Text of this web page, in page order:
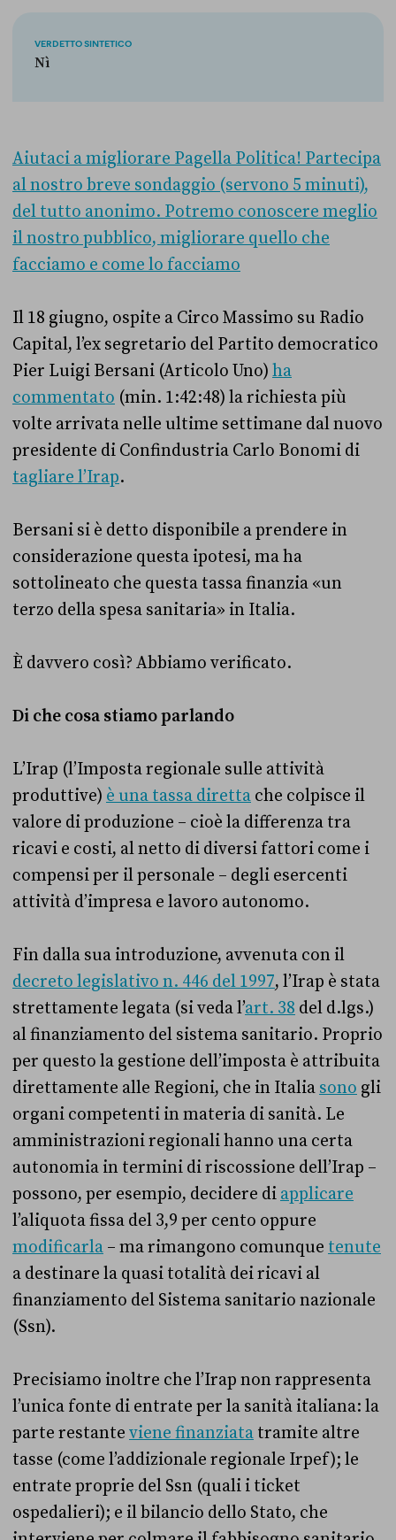
VERDETTO SINTETICO
Nì
Aiutaci a migliorare Pagella Politica! Partecipa
al nostro breve sondaggio (servono 5 minuti),
del tutto anonimo. Potremo conoscere meglio
il nostro pubblico, migliorare quello che
facciamo e come lo facciamo
Il 18 giugno, ospite a Circo Massimo su Radio
Capital, l’ex segretario del Partito democratico
Pier Luigi Bersani (Articolo Uno) ha
commentato (min. 1:42:48) la richiesta più
volte arrivata nelle ultime settimane dal nuovo
presidente di Confindustria Carlo Bonomi di
tagliare l’Irap.
Bersani si è detto disponibile a prendere in
considerazione questa ipotesi, ma ha
sottolineato che questa tassa finanzia «un
terzo della spesa sanitaria» in Italia.
È davvero così? Abbiamo verificato.
Di che cosa stiamo parlando
L’Irap (l’Imposta regionale sulle attività
produttive) è una tassa diretta che colpisce il
valore di produzione – cioè la differenza tra
ricavi e costi, al netto di diversi fattori come i
compensi per il personale – degli esercenti
attività d’impresa e lavoro autonomo.
Fin dalla sua introduzione, avvenuta con il
decreto legislativo n. 446 del 1997, l’Irap è stata
strettamente legata (si veda l’art. 38 del d.lgs.)
al finanziamento del sistema sanitario. Proprio
per questo la gestione dell’imposta è attribuita
direttamente alle Regioni, che in Italia sono gli
organi competenti in materia di sanità. Le
amministrazioni regionali hanno una certa
autonomia in termini di riscossione dell’Irap –
possono, per esempio, decidere di applicare
l’aliquota fissa del 3,9 per cento oppure
modificarla – ma rimangono comunque tenute
a destinare la quasi totalità dei ricavi al
finanziamento del Sistema sanitario nazionale
(Ssn).
Precisiamo inoltre che l’Irap non rappresenta
l’unica fonte di entrate per la sanità italiana: la
parte restante viene finanziata tramite altre
tasse (come l’addizionale regionale Irpef); le
entrate proprie del Ssn (quali i ticket
ospedalieri); e il bilancio dello Stato, che